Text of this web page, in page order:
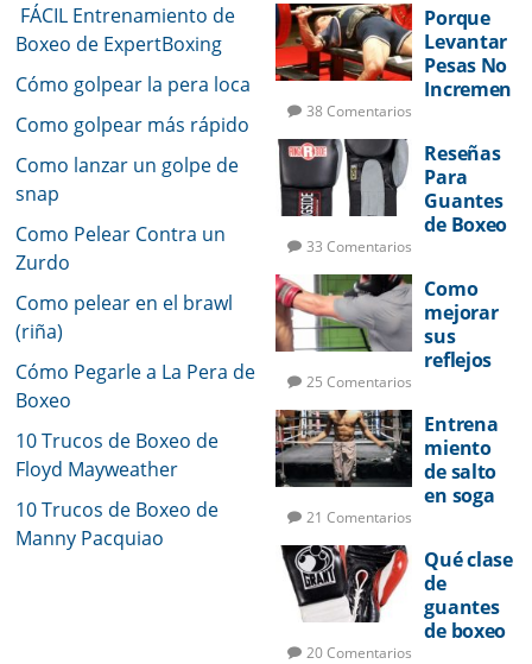
FÁCIL Entrenamiento de
Boxeo de ExpertBoxing
Cómo golpear la pera loca
Como golpear más rápido
Como lanzar un golpe de
snap
Como Pelear Contra un
Zurdo
Como pelear en el brawl
(riña)
Cómo Pegarle a La Pera de
Boxeo
10 Trucos de Boxeo de
Floyd Mayweather
10 Trucos de Boxeo de
Manny Pacquiao
Porque
Levantar
Pesas No
Incremen
de Golpeo
38 Comentarios
Reseñas
Para
Guantes
de Boxeo
33 Comentarios
Como
mejorar
sus
reflejos
25 Comentarios
Entrena
miento
de salto
en soga
21 Comentarios
Qué clase
de
guantes
de boxeo
20 Comentarios